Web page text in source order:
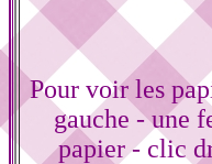
Pour voir les
gauche - une
papier - clic